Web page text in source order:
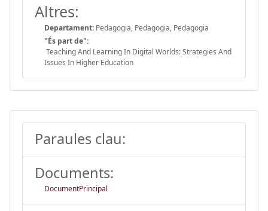
Altres:
Departament: Pedagogia, Pedagogia, Pedagogia
"És part de":
Teaching And Learning In Digital Worlds: Strategies And
Issues In Higher Education
Paraules clau:
Documents:
DocumentPrincipal